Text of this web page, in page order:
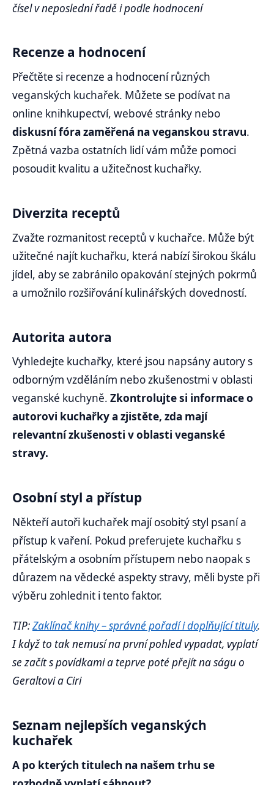
čísel v neposlední řadě i podle hodnocení
Recenze a hodnocení
Přečtěte si recenze a hodnocení různých
veganských kuchařek. Můžete se podívat na
online knihkupectví, webové stránky nebo
diskusní fóra zaměřená na veganskou stravu.
Zpětná vazba ostatních lidí vám může pomoci
posoudit kvalitu a užitečnost kuchařky.
Diverzita receptů
Zvažte rozmanitost receptů v kuchařce. Může být
užitečné najít kuchařku, která nabízí širokou škálu
jídel, aby se zabránilo opakování stejných pokrmů
a umožnilo rozšiřování kulinářských dovedností.
Autorita autora
Vyhledejte kuchařky, které jsou napsány autory s
odborným vzděláním nebo zkušenostmi v oblasti
veganské kuchyně. Zkontrolujte si informace o
autorovi kuchařky a zjistěte, zda mají
relevantní zkušenosti v oblasti veganské
stravy.
Osobní styl a přístup
Někteří autoři kuchařek mají osobitý styl psaní a
přístup k vaření. Pokud preferujete kuchařku s
přátelským a osobním přístupem nebo naopak s
důrazem na vědecké aspekty stravy, měli byste při
výběru zohlednit i tento faktor.
TIP:Zaklínač knihy – správné pořadí i doplňující tituly.
I když to tak nemusí na první pohled vypadat, vyplatí
se začít s povídkami a teprve poté přejít na ságu o
Geraltovi a Ciri
Seznam nejlepších veganských
kuchařek
A po kterých titulech na našem trhu se